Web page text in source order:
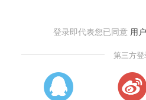
登录即代表您已同意 用
第三方登